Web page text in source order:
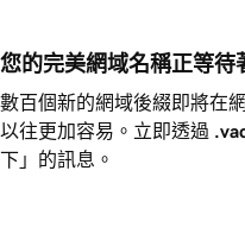
您的完美網域名稱正等待
數百個新的網域後綴即將在
以往更加容易。立即透過
下」的訊息。